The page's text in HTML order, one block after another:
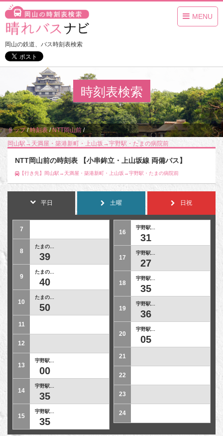
MENU
岡山の鉄道、バス時刻表検索
時刻表検索
トップ/時刻表/NTT岡山前 /
岡山駅→天満屋・築港新町・上山坂→宇野駅・たまの病院前
NTT岡山前の時刻表 【小串鉾立・上山坂線 両備バス】
【行き先】岡山駅→天満屋・築港新町・上山坂→宇野駅・たまの病院前
平日 土曜 日祝
7
8
たまの...
39
9
たまの...
40
10
たまの...
50
11
12
13
宇野駅...
00
14
宇野駅...
35
15
宇野駅...
35
16
宇野駅...
31
17
宇野駅...
27
18
宇野駅...
35
19
宇野駅...
36
20
宇野駅...
05
21
22
23
24